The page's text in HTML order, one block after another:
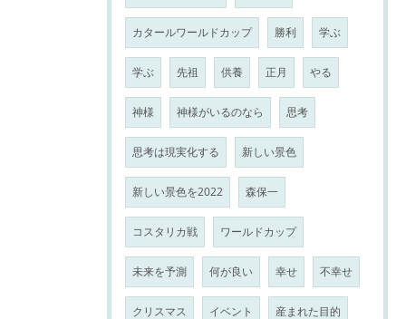
カタールワールドカップ 勝利 学ぶ
学ぶ 先祖 供養 正月 やる
神様 神様がいるのなら 思考
思考は現実化する 新しい景色
新しい景色を2022 森保一
コスタリカ戦 ワールドカップ
未来を予測 何が良い 幸せ 不幸せ
クリスマス イベント 産まれた目的